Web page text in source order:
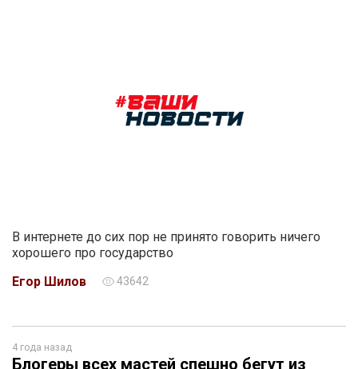
В интернете до сих пор не принято говорить ничего
хорошего про государство
Егор Шилов
43642
4 года назад
Блогеры всех мастей спешно бегут из